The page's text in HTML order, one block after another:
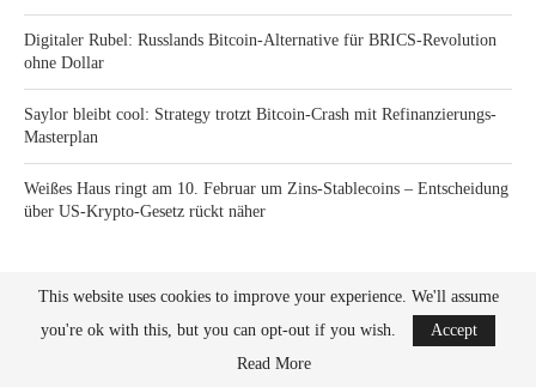
Digitaler Rubel: Russlands Bitcoin-Alternative für BRICS-Revolution
ohne Dollar
Saylor bleibt cool: Strategy trotzt Bitcoin-Crash mit Refinanzierungs-
Masterplan
Weißes Haus ringt am 10. Februar um Zins-Stablecoins – Entscheidung
über US-Krypto-Gesetz rückt näher
Bitcoin News Crypto is the leader in news and information on cryptocurrency, digital
This website uses cookies to improve your experience. We'll assume
you're ok with this, but you can opt-out if you wish.
Accept
Read More